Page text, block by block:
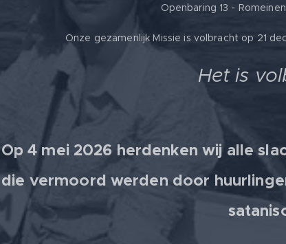
Openbaring 13 -
Onze gezamenlijk Missie is volbracht op 21
Het is
Op 4 mei 2026 herdenken wij alle
die vermoord werden door